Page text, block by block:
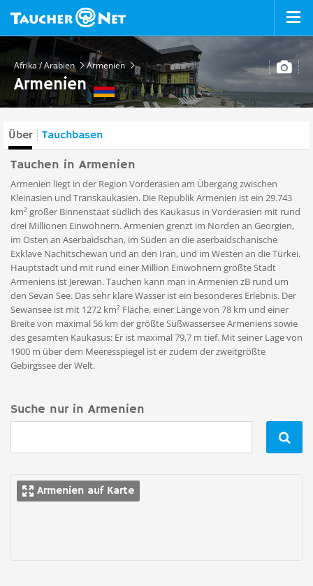
Afrika / Arabien Armenien
Armenien
Über Tauchbasen
Tauchen in Armenien
Armenien liegt in der Region Vorderasien am Übergang zwischen
Kleinasien und Transkaukasien. Die Republik Armenien ist ein 29.743
km² großer Binnenstaat südlich des Kaukasus in Vorderasien mit rund
drei Millionen Einwohnern. Armenien grenzt im Norden an Georgien,
im Osten an Aserbaidschan, im Süden an die aserbaidschanische
Exklave Nachitschewan und an den Iran, und im Westen an die Türkei.
Hauptstadt und mit rund einer Million Einwohnern größte Stadt
Armeniens ist Jerewan. Tauchen kann man in Armenien zB rund um
den Sevan See. Das sehr klare Wasser ist ein besonderes Erlebnis. Der
Sewansee ist mit 1272 km² Fläche, einer Länge von 78 km und einer
Breite von maximal 56 km der größte Süßwassersee Armeniens sowie
des gesamten Kaukasus: Er ist maximal 79,7 m tief. Mit seiner Lage von
1900 m über dem Meeresspiegel ist er zudem der zweitgrößte
Gebirgssee der Welt.
Suche nur in Armenien

Armenien auf Karte